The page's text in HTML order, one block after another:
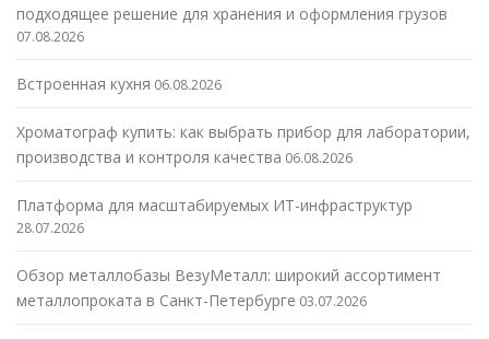
подходящее решение для хранения и оформления грузов
07.08.2026
Встроенная кухня 06.08.2026
Хроматограф купить: как выбрать прибор для лаборатории,
производства и контроля качества 06.08.2026
Платформа для масштабируемых ИТ-инфраструктур
28.07.2026
Обзор металлобазы ВезуМеталл: широкий ассортимент
металлопроката в Санкт-Петербурге 03.07.2026